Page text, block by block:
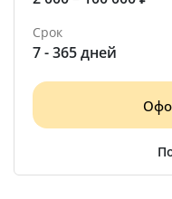
Срок
7 - 365 дней